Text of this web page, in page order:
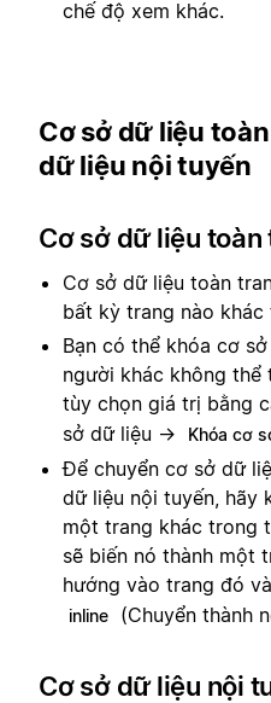
chế độ xem khác.
Cơ sở dữ liệu
dữ liệu nội tuyến
Cơ sở dữ liệu toàn
Cơ sở dữ liệu toàn
bất kỳ trang nào khác
Bạn có thể khóa cơ
người khác không
tùy chọn giá trị bằng
sở dữ liệu →
Khóa cơ
Để chuyển cơ sở dữ
dữ liệu nội tuyến, hãy
một trang khác trong
sẽ biến nó thành một
hướng vào trang đó
inline
(Chuyển thành
Cơ sở dữ liệu nội